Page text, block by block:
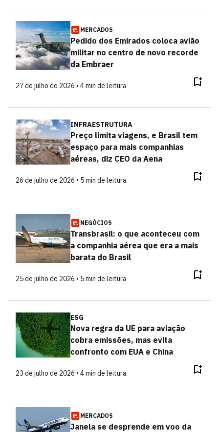
MERCADOS
Pedido dos Emirados coloca avião
militar no centro de novo recorde
da Embraer
27 de julho de 2026 • 4 min de leitura
INFRAESTRUTURA
Preço limita viagens, e Brasil tem
espaço para mais companhias
aéreas, diz CEO da Aena
26 de julho de 2026 • 5 min de leitura
NEGÓCIOS
Transbrasil: o que aconteceu com
a companhia aérea que era a mais
barata do Brasil
25 de julho de 2026 • 5 min de leitura
ESG
Nova regra da UE para aviação
cobra emissões, mas evita
confronto com EUA e China
23 de julho de 2026 • 4 min de leitura
MERCADOS
Janela se desprende em voo da